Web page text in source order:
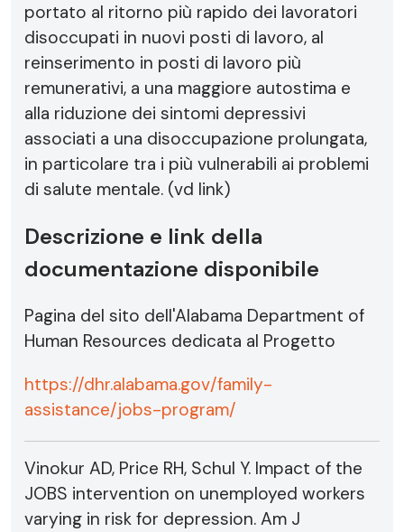
portato al ritorno più rapido dei lavoratori
disoccupati in nuovi posti di lavoro, al
reinserimento in posti di lavoro più
remunerativi, a una maggiore autostima e
alla riduzione dei sintomi depressivi
associati a una disoccupazione prolungata,
in particolare tra i più vulnerabili ai problemi
di salute mentale. (vd link)
Descrizione e link della
documentazione disponibile
Pagina del sito dell'Alabama Department of
Human Resources dedicata al Progetto
https://dhr.alabama.gov/family-
assistance/jobs-program/
Vinokur AD, Price RH, Schul Y. Impact of the
JOBS intervention on unemployed workers
varying in risk for depression. Am J